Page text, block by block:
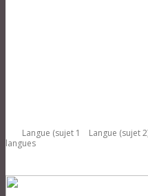
Langue (sujet 1 Langue
langues